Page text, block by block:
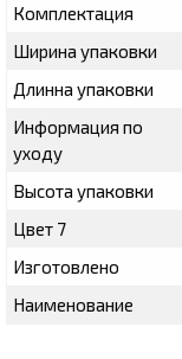
Комплектация
Ширина упаковки
Длинна упаковки
Информация по
уходу
Высота упаковки
Цвет 7
Изготовлено
Наименование